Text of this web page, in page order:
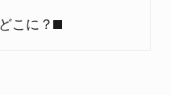
こに？